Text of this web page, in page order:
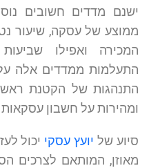
ישנם מדדים חשובים
ממוצע של עסקה, שיעור
המכירה ואפילו
התעלמות ממדדים אלה
התנהגות של הקטנת
ומהירות על חשבון עסקאות
סיוע של יועץ עסקי יכול
מאוזן, המותאם לצרכים